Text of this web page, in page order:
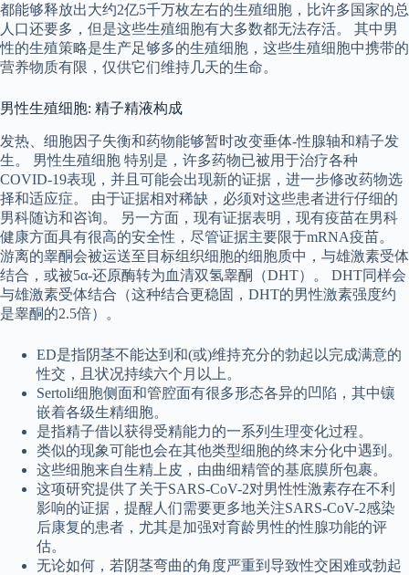
都能够释放出大约2亿5千万枚左右的生殖细胞，比许多国家的总
人口还要多，但是这些生殖细胞有大多数都无法存活。 其中男
性的生殖策略是生产足够多的生殖细胞，这些生殖细胞中携带的
营养物质有限，仅供它们维持几天的生命。
男性生殖细胞: 精子精液构成
发热、细胞因子失衡和药物能够暂时改变垂体-性腺轴和精子发
生。 男性生殖细胞 特别是，许多药物已被用于治疗各种
COVID-19表现，并且可能会出现新的证据，进一步修改药物选
择和适应症。 由于证据相对稀缺，必须对这些患者进行仔细的
男科随访和咨询。 另一方面，现有证据表明，现有疫苗在男科
健康方面具有很高的安全性，尽管证据主要限于mRNA疫苗。
游离的睾酮会被运送至目标组织细胞的细胞质中，与雄激素受体
结合，或被5α-还原酶转为血清双氢睾酮（DHT）。 DHT同样会
与雄激素受体结合（这种结合更稳固，DHT的男性激素强度约
是睾酮的2.5倍）。
ED是指阴茎不能达到和(或)维持充分的勃起以完成满意的
性交，且状况持续六个月以上。
Sertoli细胞侧面和管腔面有很多形态各异的凹陷，其中镶
嵌着各级生精细胞。
是指精子借以获得受精能力的一系列生理变化过程。
类似的现象可能也会在其他类型细胞的终末分化中遇到。
这些细胞来自生精上皮，由曲细精管的基底膜所包裹。
这项研究提供了关于SARS-CoV-2对男性性激素存在不利
影响的证据，提醒人们需要更多地关注SARS-CoV-2感染
后康复的患者，尤其是加强对育龄男性的性腺功能的评
估。
无论如何，若阴茎弯曲的角度严重到导致性交困难或勃起